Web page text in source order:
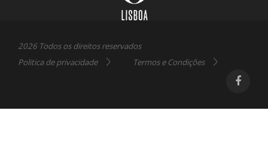
2026 Todos os direitos reservados
Politica de privacidade
Termos e Condições